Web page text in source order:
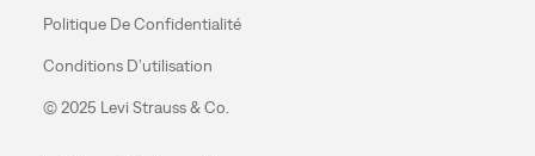
Politique De Confidentialité
Conditions D’utilisation
© 2025 Levi Strauss & Co.